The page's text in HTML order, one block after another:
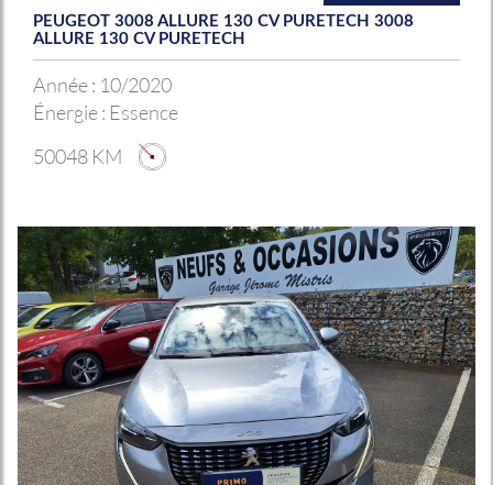
PEUGEOT 3008 ALLURE 130 CV PURETECH 3008
ALLURE 130 CV PURETECH
Année : 10/2020
Énergie : Essence
50048 KM